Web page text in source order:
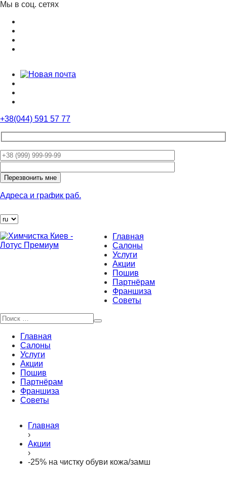
Мы в соц. сетях
+38(044) 591 57 77
это
поле
пустым.
Адреса и график раб.
Главная
Салоны
Услуги
Акции
Пошив
Партнёрам
Франшиза
Советы
Главная
Салоны
Услуги
Акции
Пошив
Партнёрам
Франшиза
Советы
Главная
›
Акции
›
-25% на чистку обуви кожа/замш